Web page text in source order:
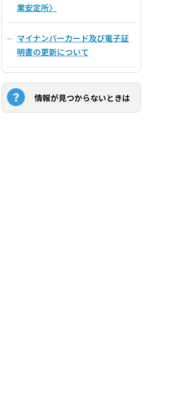
業安定所〉
マイナンバーカード及び電子証
明書の更新について
情報が見つからないときは